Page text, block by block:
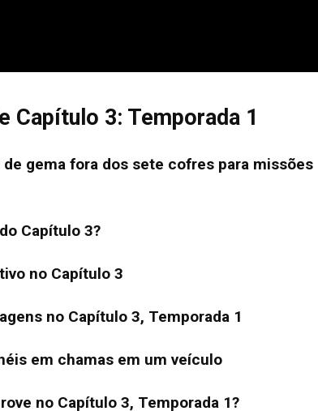
Capítulo 3: Temporada 1
gema fora dos sete cofres para missões
Capítulo 3?
no Capítulo 3
no Capítulo 3, Temporada 1
em chamas em um veículo
no Capítulo 3, Temporada 1?